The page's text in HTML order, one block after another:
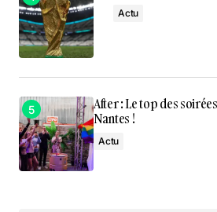
Actu
After : Le top des
Nantes !
Actu